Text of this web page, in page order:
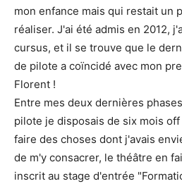
mon enfance mais qui restait un
réaliser. J'ai été admis en 2012,
cursus, et il se trouve que le
de pilote a coïncidé avec mon
Florent !
Entre mes deux dernières
pilote je disposais de six mois
faire des choses dont j'avais
de m'y consacrer, le théâtre en
inscrit au stage d'entrée